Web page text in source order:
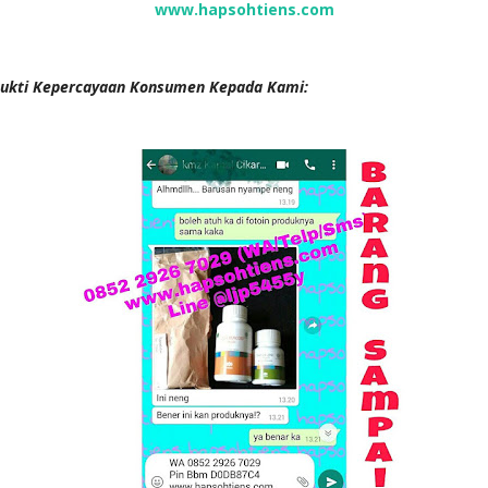
www.hapsohtiens.com
Kepercayaan Konsumen Kepada Kami: